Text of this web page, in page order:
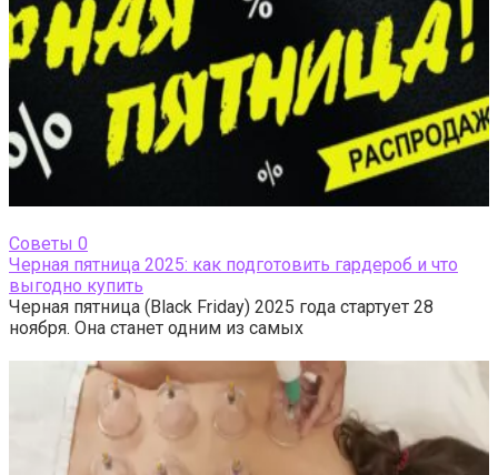
Cоветы 0
Черная пятница 2025: как подготовить гардероб и что
выгодно купить
Черная пятница (Black Friday) 2025 года стартует 28
ноября. Она станет одним из самых